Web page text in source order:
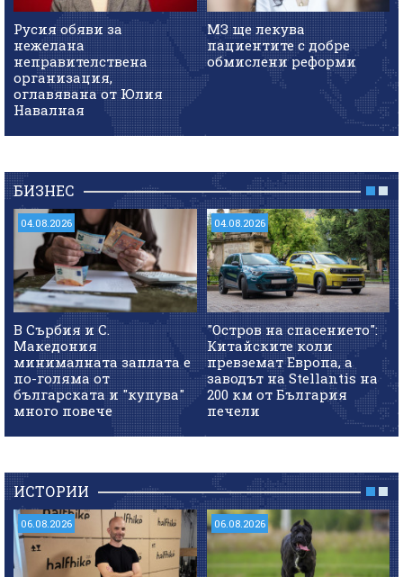
Русия обяви за
нежелана
неправителствена
организация,
оглавявана от Юлия
Навалная
МЗ ще лекува
пациентите с добре
обмислени реформи
БИЗНЕС
04.08.2026
В Сърбия и С.
Македония
минималната заплата е
по-голяма от
българската и "купува"
много повече
04.08.2026
"Остров на спасението":
Китайските коли
превземат Европа, а
заводът на Stellantis на
200 км от България
печели
ИСТОРИИ
06.08.2026 06.08.2026